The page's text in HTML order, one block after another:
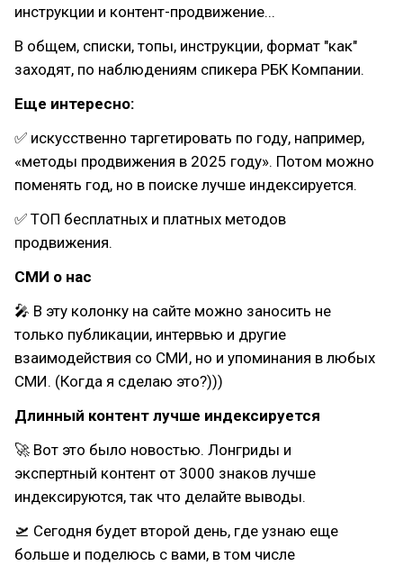
инструкции и контент-продвижение...
В общем, списки, топы, инструкции, формат "как"
заходят, по наблюдениям спикера РБК Компании.
Еще интересно:
✅ искусственно таргетировать по году, например,
«методы продвижения в 2025 году». Потом можно
поменять год, но в поиске лучше индексируется.
✅ ТОП бесплатных и платных методов
продвижения.
СМИ о нас
🎤 В эту колонку на сайте можно заносить не
только публикации, интервью и другие
взаимодействия со СМИ, но и упоминания в любых
СМИ. (Когда я сделаю это?)))
Длинный контент лучше индексируется
🚀 Вот это было новостью. Лонгриды и
экспертный контент от 3000 знаков лучше
индексируются, так что делайте выводы.
🛫 Сегодня будет второй день, где узнаю еще
больше и поделюсь с вами, в том числе